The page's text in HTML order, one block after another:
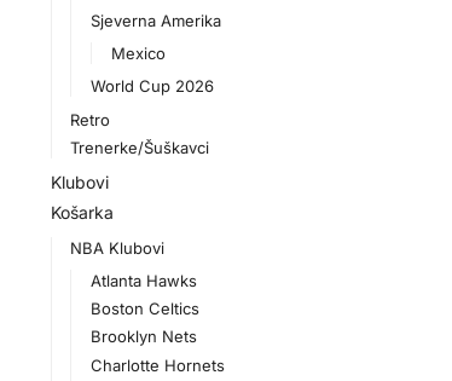
Sjeverna Amerika
Mexico
World Cup 2026
Retro
Trenerke/Šuškavci
Klubovi
Košarka
NBA Klubovi
Atlanta Hawks
Boston Celtics
Brooklyn Nets
Charlotte Hornets